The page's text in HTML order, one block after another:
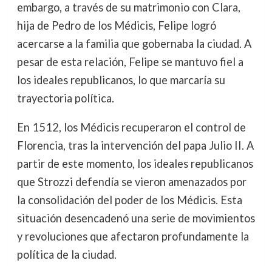
embargo, a través de su matrimonio con Clara,
hija de Pedro de los Médicis, Felipe logró
acercarse a la familia que gobernaba la ciudad. A
pesar de esta relación, Felipe se mantuvo fiel a
los ideales republicanos, lo que marcaría su
trayectoria política.
En 1512, los Médicis recuperaron el control de
Florencia, tras la intervención del papa Julio II. A
partir de este momento, los ideales republicanos
que Strozzi defendía se vieron amenazados por
la consolidación del poder de los Médicis. Esta
situación desencadenó una serie de movimientos
y revoluciones que afectaron profundamente la
política de la ciudad.